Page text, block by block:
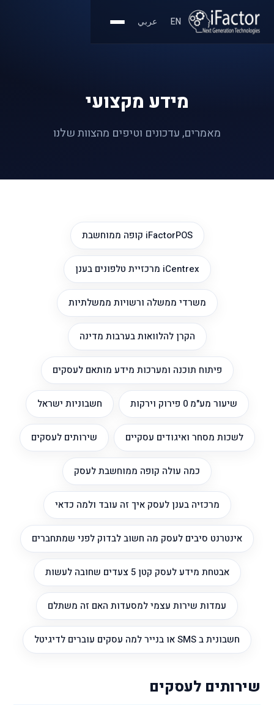
EN عربي
מידע מקצועי
מאמרים, עדכונים וטיפים מהצוות שלנו
iFactorPOS קופה ממוחשבת
iCentrex מרכזיית טלפונים בענן
משרדי ממשלה ורשויות ממשלתיות
הקרן להלוואות בערבות מדינה
פיתוח תוכנה ומערכות מידע מותאם לעסקים
שיעור מע"מ 0 פירוק וירקות חשבוניות ישראל
לשכות מסחר ואיגודים עסקיים שירותים לעסקים
כמה עולה קופה ממוחשבת לעסק
מרכזיה בענן לעסק איך זה עובד ולמה כדאי
אינטרנט סיבים לעסק מה חשוב לבדוק לפני שמתחברים
אבטחת מידע לעסק קטן 5 צעדים שחובה לעשות
עמדות שירות עצמי למסעדות האם זה משתלם
חשבונית ב SMS או בנייר למה עסקים עוברים לדיגיטל
שירותים לעסקים